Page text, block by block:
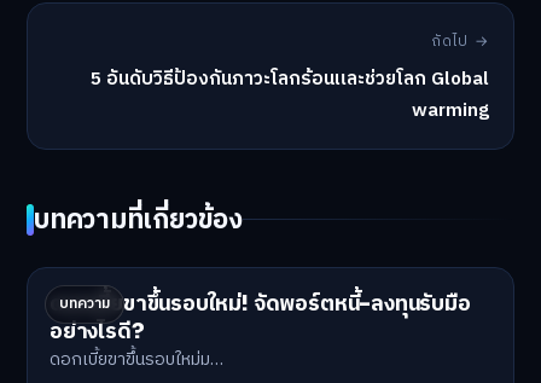
ถัดไป →
5 อันดับวิธีป้องกันภาวะโลกร้อนและช่วยโลก Global
warming
บทความที่เกี่ยวข้อง
บทความ
ดอกเบี้ยขาขึ้นรอบใหม่! จัดพอร์ตหนี้-ลงทุนรับมือ
อย่างไรดี?
ดอกเบี้ยขาขึ้นรอบใหม่ม…